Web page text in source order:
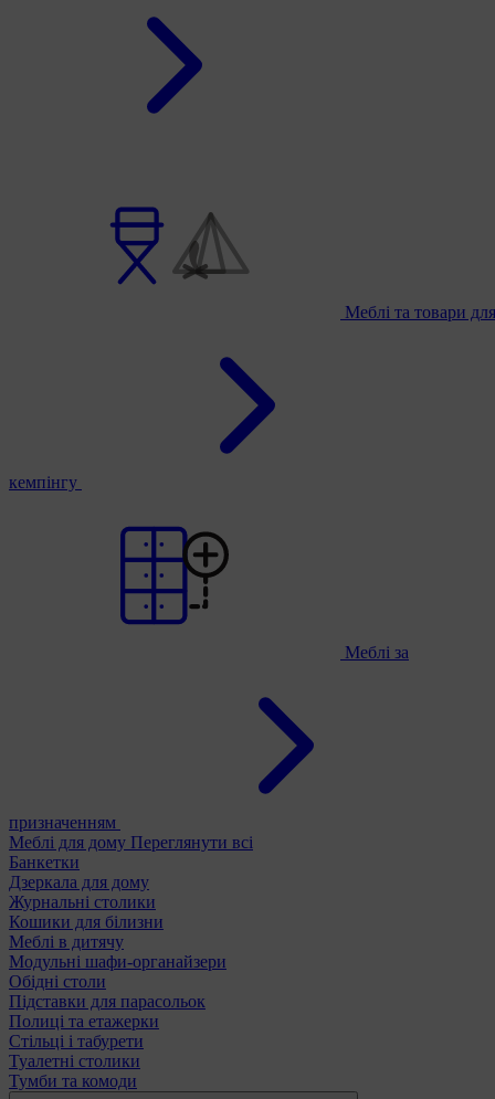
Меблі та товари для
кемпінгу
Меблі за
призначенням
Меблі для дому Переглянути всі
Банкетки
Дзеркала для дому
Журнальні столики
Кошики для білизни
Меблі в дитячу
Модульні шафи-органайзери
Обідні столи
Підставки для парасольок
Полиці та етажерки
Стільці і табурети
Туалетні столики
Тумби та комоди